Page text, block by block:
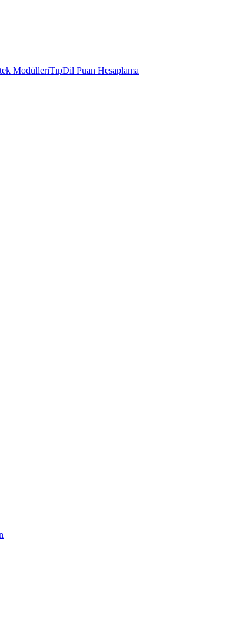
ModülleriTıpDil Puan Hesaplama